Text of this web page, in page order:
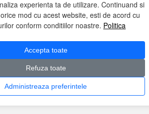
experienta ta de utilizare. Continuand si
mod cu acest website, esti de acord cu
conform conditiilor noastre. Politica
Accepta toate
Refuza toate
Administreaza preferintele